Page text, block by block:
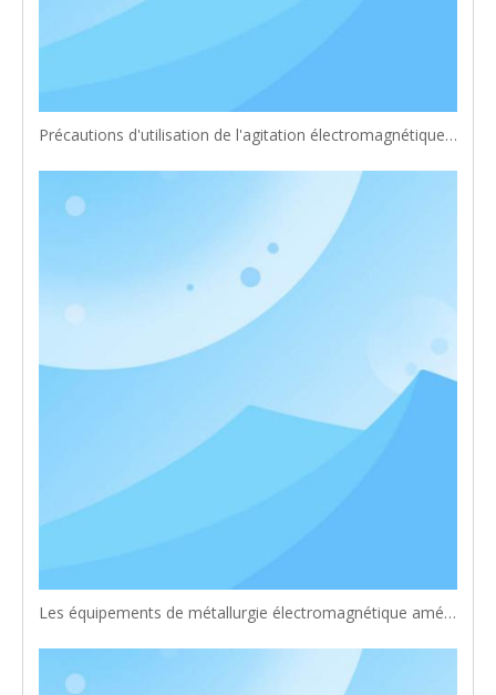
Précautions d'utilisation de l'agitation électromagnétique en rouleau de fendage
Les équipements de métallurgie électromagnétique améliorent-ils la qualité des produits ?